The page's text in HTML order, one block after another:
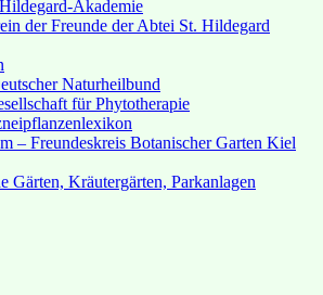
Akademie
der Freunde der Abtei St. Hildegard
Naturheilbund
für Phytotherapie
– Freundeskreis Botanischer Garten Kiel
Gärten, Kräutergärten, Parkanlagen